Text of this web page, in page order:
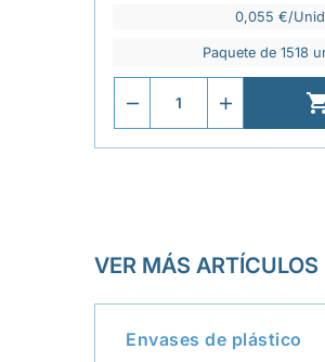
0,055 €/
Paquete de 1518
VER MÁS ARTÍCULOS
Envases de plástico